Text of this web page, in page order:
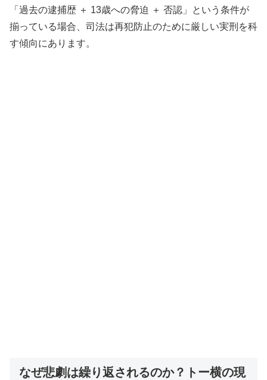
「過去の逮捕歴 ＋ 13歳への脅迫 ＋ 否認」という条件が
揃っている場合、司法は再犯防止のために厳しい実刑を科
す傾向にあります。
なぜ悲劇は繰り返されるのか？トー横の現